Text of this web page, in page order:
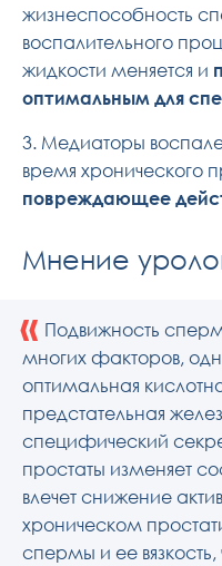
жизнеспособность
воспалительного
жидкости меняется и
оптимальным для
3. Медиаторы
время хронического
повреждающее
Мнение
« Подвижность
многих факторов,
оптимальная
предстательная
специфический
простаты изменяет
влечет снижение
хроническом
спермы и ее